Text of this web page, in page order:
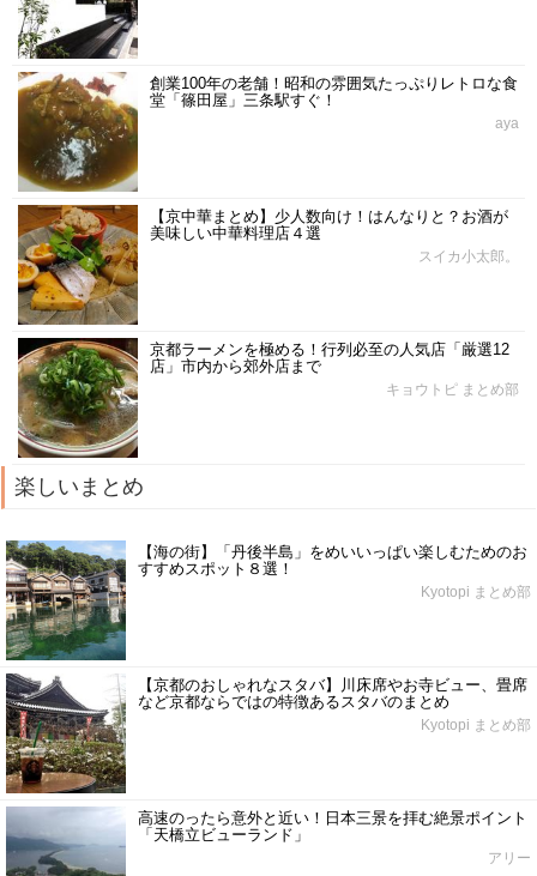
創業100年の老舗！昭和の雰囲気たっぷりレトロな食
堂「篠田屋」三条駅すぐ！
aya
【京中華まとめ】少人数向け！はんなりと？お酒が
美味しい中華料理店４選
スイカ小太郎。
京都ラーメンを極める！行列必至の人気店「厳選12
店」市内から郊外店まで
キョウトピ まとめ部
楽しいまとめ
【海の街】「丹後半島」をめいいっぱい楽しむためのお
すすめスポット８選！
Kyotopi まとめ部
【京都のおしゃれなスタバ】川床席やお寺ビュー、畳席
など京都ならではの特徴あるスタバのまとめ
Kyotopi まとめ部
高速のったら意外と近い！日本三景を拝む絶景ポイント
「天橋立ビューランド」
アリー